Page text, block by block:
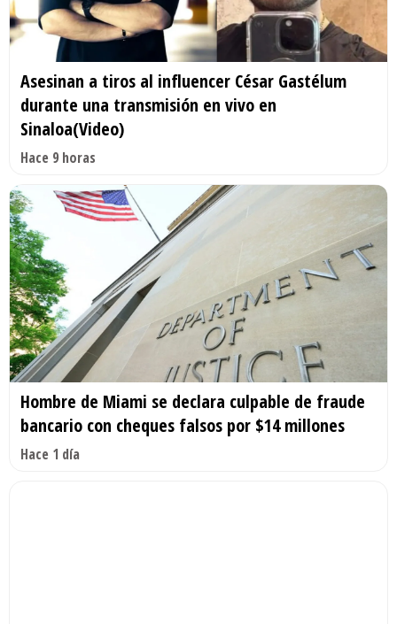
Asesinan a tiros al influencer César Gastélum
durante una transmisión en vivo en
Sinaloa(Video)
Hace 9 horas
Hombre de Miami se declara culpable de fraude
bancario con cheques falsos por $14 millones
Hace 1 día